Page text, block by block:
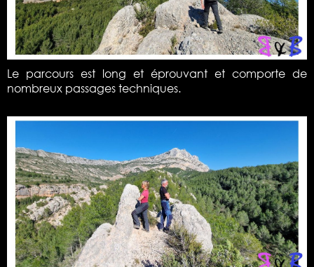
Le parcours est long et éprouvant et comporte de
nombreux passages techniques.